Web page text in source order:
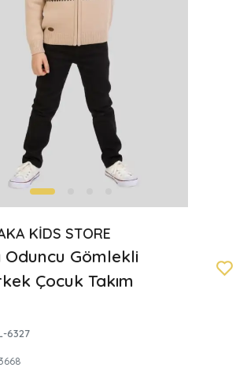
KİDS STORE
Oduncu Gömlekli
Çocuk Takım
6327